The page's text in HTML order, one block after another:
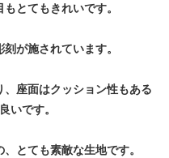
とてもきれいです。
が施されています。
座面はクッション性もある
いです。
とても素敵な生地です。